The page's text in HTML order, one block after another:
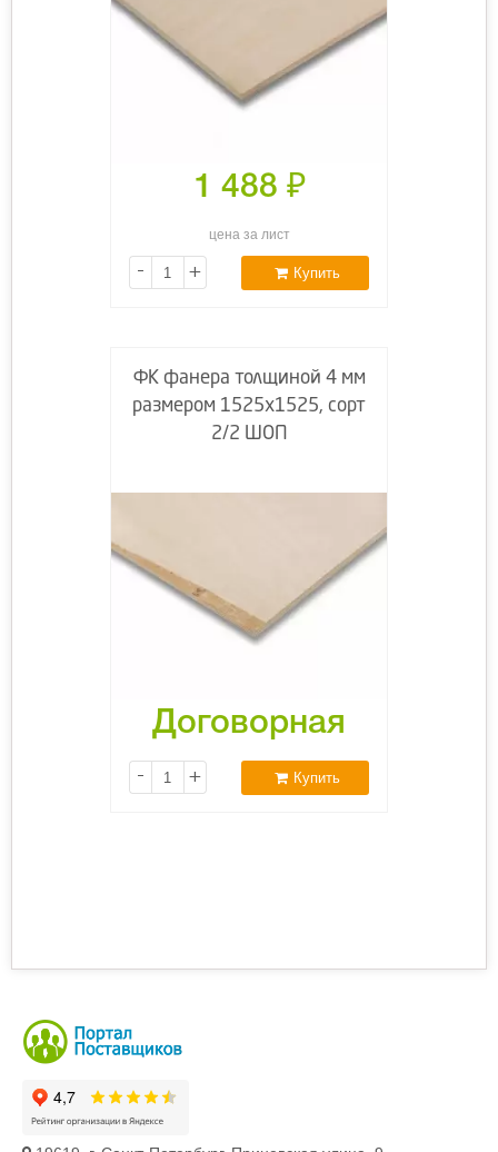
1 488 ₽
цена за лист
- + Купить
ФК фанера толщиной 4 мм
размером 1525х1525, сорт
2/2 ШОП
Договорная
- + Купить